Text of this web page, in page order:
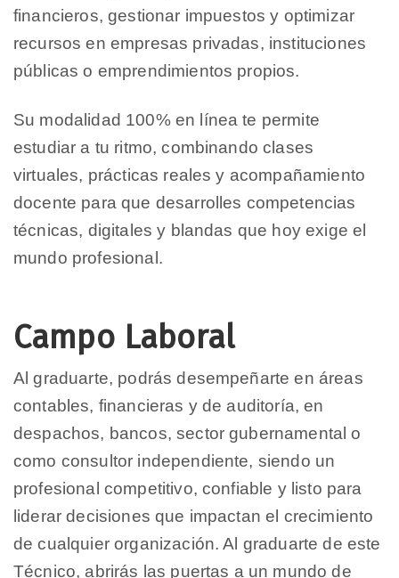
financieros, gestionar impuestos y optimizar
recursos en empresas privadas, instituciones
públicas o emprendimientos propios.
Su modalidad 100% en línea te permite
estudiar a tu ritmo, combinando clases
virtuales, prácticas reales y acompañamiento
docente para que desarrolles competencias
técnicas, digitales y blandas que hoy exige el
mundo profesional.
Campo Laboral
Al graduarte, podrás desempeñarte en áreas
contables, financieras y de auditoría, en
despachos, bancos, sector gubernamental o
como consultor independiente, siendo un
profesional competitivo, confiable y listo para
liderar decisiones que impactan el crecimiento
de cualquier organización. Al graduarte de este
Técnico, abrirás las puertas a un mundo de